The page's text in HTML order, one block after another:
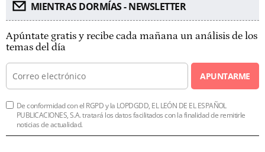
MIENTRAS DORMÍAS - NEWSLETTER
Apúntate gratis y recibe cada mañana un análisis de los
temas del día
APUNTARME
De conformidad con el RGPD y la LOPDGDD, EL LEÓN DE EL ESPAÑOL
PUBLICACIONES, S.A. tratará los datos facilitados con la finalidad de remitirle
noticias de actualidad.